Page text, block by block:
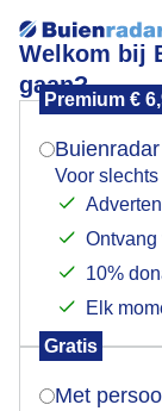
Welkom bij
gaan?
Premium €
Voor slechts
Ontvang
10%
Elk
Gratis
Met
Deventer in
De Brink in
Mogen
Indien je
verschijnt